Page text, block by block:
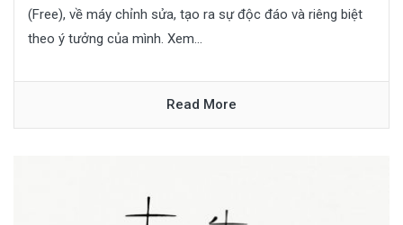
(Free), về máy chỉnh sửa, tạo ra sự độc đáo và riêng biệt
theo ý tưởng của mình. Xem...
Read More